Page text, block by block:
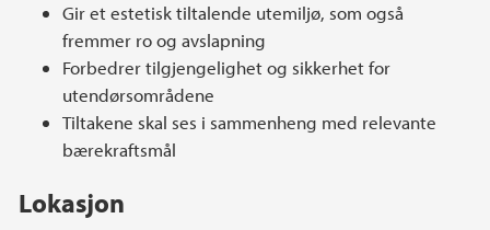
Gir et estetisk tiltalende utemiljø, som også
fremmer ro og avslapning
Forbedrer tilgjengelighet og sikkerhet for
utendørsområdene
Tiltakene skal ses i sammenheng med relevante
bærekraftsmål
Lokasjon